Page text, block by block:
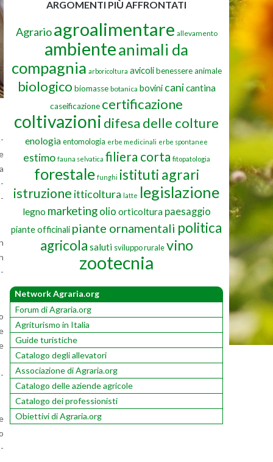
ARGOMENTI PIÙ AFFRONTATI
Agrario agroalimentare allevamento
ambienteanimali da
compagnia arboricoltura avicoli benessere animale
biologico biomasse botanica bovini canicantina
caseificazione certificazione
coltivazioni difesa delle colture
enologiaentomologia erbe medicinali erbe spontanee
estimo fauna selvatica filiera corta fitopatologia
forestale funghi istituti agrari
istruzione itticoltura latte legislazione
legno marketing olio orticoltura paesaggio
piante officinali piante ornamentali politica
agricola saluti sviluppo rurale vino
zootecnia
Network Agraria.org
Forum di Agraria.org
Agriturismo in Italia
Guide turistiche
Catalogo degli allevatori
Associazione di Agraria.org
Catalogo delle aziende agricole
Catalogo dei professionisti
Obiettivi di Agraria.org